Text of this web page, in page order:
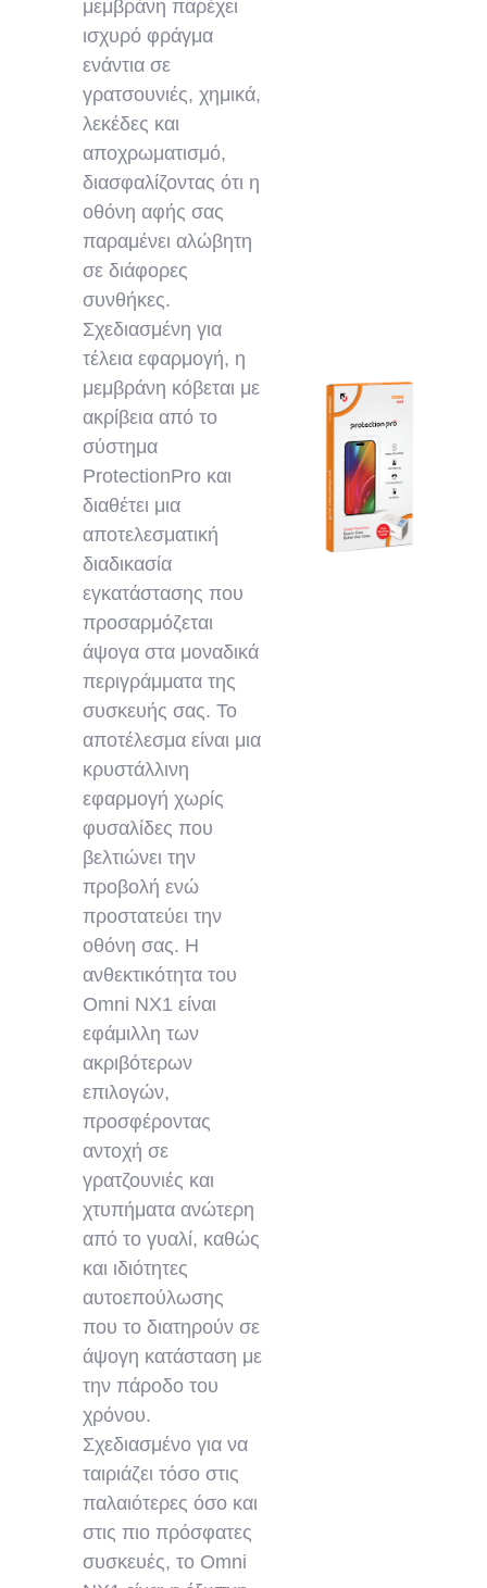
μεμβράνη παρέχει
ισχυρό φράγμα
ενάντια σε
γρατσουνιές, χημικά,
λεκέδες και
αποχρωματισμό,
διασφαλίζοντας ότι η
οθόνη αφής σας
παραμένει αλώβητη
σε διάφορες
συνθήκες.
Σχεδιασμένη για
τέλεια εφαρμογή, η
μεμβράνη κόβεται με
ακρίβεια από το
σύστημα
ProtectionPro και
διαθέτει μια
αποτελεσματική
διαδικασία
εγκατάστασης που
προσαρμόζεται
άψογα στα μοναδικά
περιγράμματα της
συσκευής σας. Το
αποτέλεσμα είναι μια
κρυστάλλινη
εφαρμογή χωρίς
φυσαλίδες που
βελτιώνει την
προβολή ενώ
προστατεύει την
οθόνη σας. Η
ανθεκτικότητα του
Omni NX1 είναι
εφάμιλλη των
ακριβότερων
επιλογών,
προσφέροντας
αντοχή σε
γρατζουνιές και
χτυπήματα ανώτερη
από το γυαλί, καθώς
και ιδιότητες
αυτοεπούλωσης
που το διατηρούν σε
άψογη κατάσταση με
την πάροδο του
χρόνου.
Σχεδιασμένο για να
ταιριάζει τόσο στις
παλαιότερες όσο και
στις πιο πρόσφατες
συσκευές, το Omni